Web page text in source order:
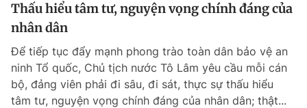
Đọc Thanh Niên trên điện thoại
Thấu hiểu tâm tư, nguyện vọng chính đáng của
nhân dân
Để tiếp tục đẩy mạnh phong trào toàn dân bảo vệ an
ninh Tổ quốc, Chủ tịch nước Tô Lâm yêu cầu mỗi cán
bộ, đảng viên phải đi sâu, đi sát, thực sự thấu hiểu
tâm tư, nguyện vọng chính đáng của nhân dân; thật...